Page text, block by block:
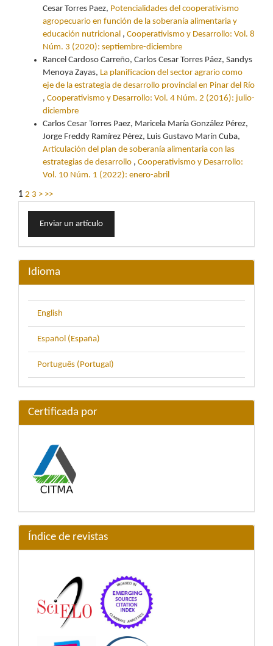
Cesar Torres Paez, Potencialidades del cooperativismo
agropecuario en función de la soberanía alimentaria y
educación nutricional , Cooperativismo y Desarrollo: Vol. 8
Núm. 3 (2020): septiembre-diciembre
Rancel Cardoso Carreño, Carlos Cesar Torres Páez, Sandys
Menoya Zayas, La planificacion del sector agrario como
eje de la estrategia de desarrollo provincial en Pinar del Río
, Cooperativismo y Desarrollo: Vol. 4 Núm. 2 (2016): julio-
diciembre
Carlos Cesar Torres Paez, Maricela María González Pérez,
Jorge Freddy Ramírez Pérez, Luis Gustavo Marín Cuba,
Articulación del plan de soberanía alimentaria con las
estrategias de desarrollo , Cooperativismo y Desarrollo:
Vol. 10 Núm. 1 (2022): enero-abril
1 2 3 > >>
Enviar
unEnviar un artículo
Idioma
English
Español (España)
Português (Portugal)
Certificada por
Índice de revistas